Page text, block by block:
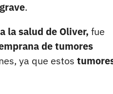
.
la salud de Oliver, fue
de tumores
ya que estos